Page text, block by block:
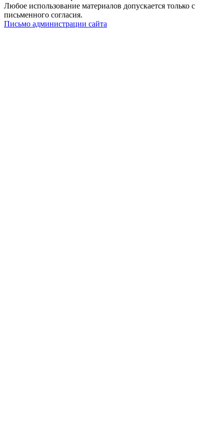
Любое использование материалов допускается только с
письменного согласия.
Письмо администрации сайта